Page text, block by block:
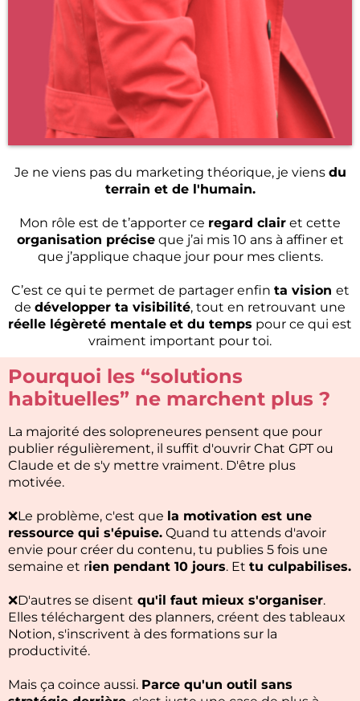
Je ne viens pas du marketing théorique, je viens du
terrain et de l'humain.
Mon rôle est de t’apporter ce regard clair et cette
organisation préciseque j’ai mis 10 ans à affiner et
que j’applique chaque jour pour mes clients.
C’est ce qui te permet de partager enfin ta vision et
de développer ta visibilité, tout en retrouvant une
réelle légèreté mentale et du temps pour ce qui est
vraiment important pour toi.
Pourquoi les “solutions
habituelles” ne marchent plus ?
La majorité des solopreneures pensent que pour
publier régulièrement, il suffit d'ouvrir Chat GPT ou
Claude et de s'y mettre vraiment. D'être plus
motivée.
❌Le problème, c'est que la motivation est une
ressource qui s'épuise. Quand tu attends d'avoir
envie pour créer du contenu, tu publies 5 fois une
semaine et rien pendant 10 jours. Et tu culpabilises.
❌D'autres se disent qu'il faut mieux s'organiser.
Elles téléchargent des planners, créent des tableaux
Notion, s'inscrivent à des formations sur la
productivité.
Mais ça coince aussi. Parce qu'un outil sans